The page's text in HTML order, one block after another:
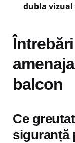
dubla
balcon
Ce
siguranță